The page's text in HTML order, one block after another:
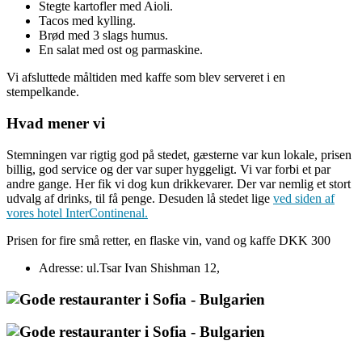
Stegte kartofler med Aioli.
Tacos med kylling.
Brød med 3 slags humus.
En salat med ost og parmaskine.
Vi afsluttede måltiden med kaffe som blev serveret i en
stempelkande.
Hvad mener vi
Stemningen var rigtig god på stedet, gæsterne var kun lokale, prisen
billig, god service og der var super hyggeligt. Vi var forbi et par
andre gange. Her fik vi dog kun drikkevarer. Der var nemlig et stort
udvalg af drinks, til få penge. Desuden lå stedet lige ved siden af
vores hotel InterContinenal.
Prisen for fire små retter, en flaske vin, vand og kaffe DKK 300
Adresse: ul.Tsar Ivan Shishman 12,